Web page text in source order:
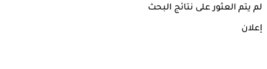
لم يتم العثور على نتائج البحث
إعلان